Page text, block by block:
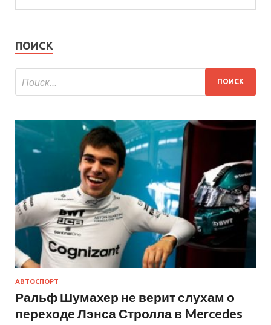
ПОИСК
АВТОСПОРТ
Ральф Шумахер не верит слухам о
переходе Лэнса Стролла в Mercedes